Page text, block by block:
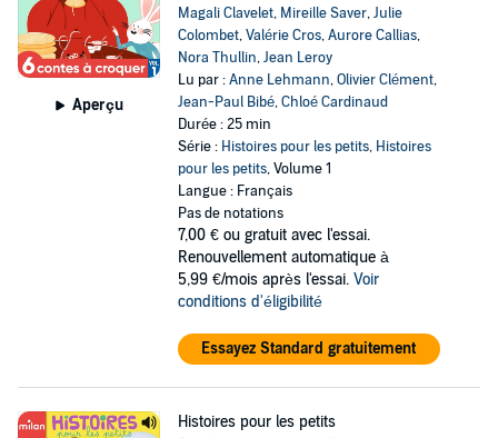
Aperçu
Magali Clavelet, Mireille Saver,Julie
Colombet,Valérie Cros,Aurore Callias,
Nora Thullin,Jean Leroy
Lu par :Anne Lehmann,Olivier Clément,
Jean-Paul Bibé,Chloé Cardinaud
Durée : 25 min
Série : Histoires pour les petits, Histoires
pour les petits, Volume 1
Langue : Français
Pas de notations
7,00 € ou gratuit avec l'essai.
Renouvellement automatique à
5,99 €/mois après l'essai. Voir
conditions d'éligibilité
Essayez Standard gratuitement
Histoires pour les petits